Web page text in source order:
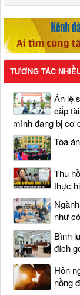
TƯƠNG TÁC
Án lệ
cắp
mình đang bị cơ
Tòa
Thu
thực
như
Bình
đích
Hôn
nồng